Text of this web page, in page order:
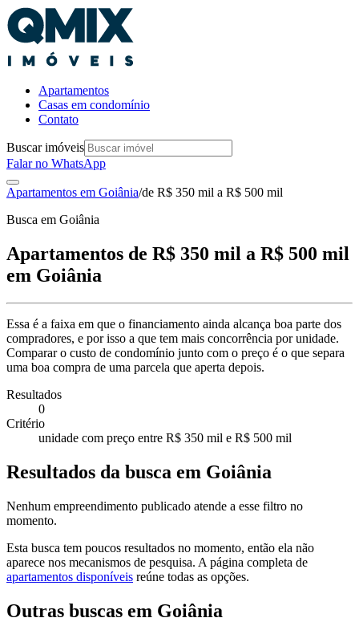
Apartamentos
Casas em condomínio
Contato
Buscar imóveis
Falar no WhatsApp
Apartamentos em Goiânia/de R$ 350 mil a R$ 500 mil
Busca em Goiânia
Apartamentos de R$ 350 mil a R$ 500 mil
em Goiânia
Essa é a faixa em que o financiamento ainda alcança boa parte dos
compradores, e por isso a que tem mais concorrência por unidade.
Comparar o custo de condomínio junto com o preço é o que separa
uma boa compra de uma parcela que aperta depois.
Resultados
0
Critério
unidade com preço entre R$ 350 mil e R$ 500 mil
Resultados da busca em Goiânia
Nenhum empreendimento publicado atende a esse filtro no
momento.
Esta busca tem poucos resultados no momento, então ela não
aparece nos mecanismos de pesquisa. A página completa de
apartamentos disponíveis reúne todas as opções.
Outras buscas em Goiânia